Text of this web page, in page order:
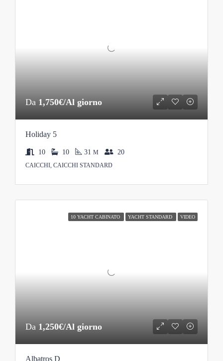
Da 1,750€/Al giorno
Holiday 5
10 10 31 M 20
CAICCHI, CAICCHI STANDARD
10 YACHT CABINATO YACHT STANDARD VIDEO
Da 1,250€/Al giorno
Albatros D